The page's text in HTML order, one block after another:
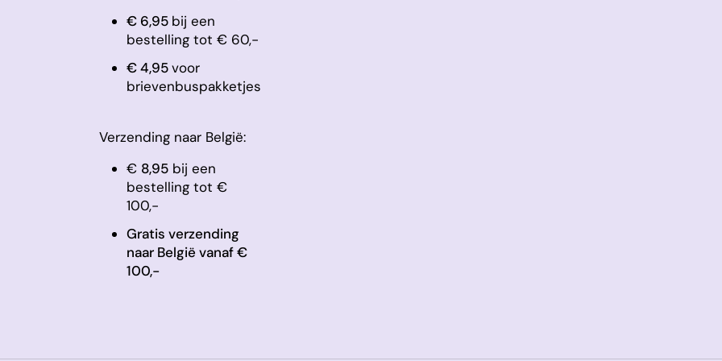
€ 6,95 bij een
bestelling tot € 60,-
​€ 4,95voor
brievenbuspakketjes
Verzending naar België:
€ 8,95 bij een
bestelling tot €
100,-
Gratis verzending
naar België vanaf €
100,-